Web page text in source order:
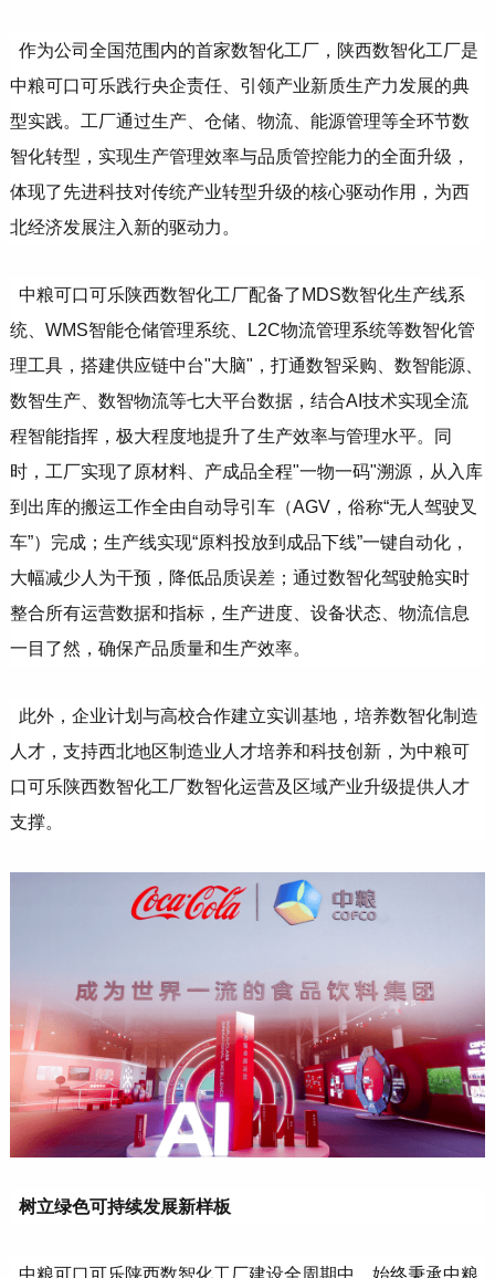
作为公司全国范围内的首家数智化工厂，陕西数智化工厂是
中粮可口可乐践行央企责任、引领产业新质生产力发展的典
型实践。工厂通过生产、仓储、物流、能源管理等全环节数
智化转型，实现生产管理效率与品质管控能力的全面升级，
体现了先进科技对传统产业转型升级的核心驱动作用，为西
北经济发展注入新的驱动力。
中粮可口可乐陕西数智化工厂配备了MDS数智化生产线系
统、WMS智能仓储管理系统、L2C物流管理系统等数智化管
理工具，搭建供应链中台"大脑"，打通数智采购、数智能源、
数智生产、数智物流等七大平台数据，结合AI技术实现全流
程智能指挥，极大程度地提升了生产效率与管理水平。同
时，工厂实现了原材料、产成品全程"一物一码"溯源，从入库
到出库的搬运工作全由自动导引车（AGV，俗称“无人驾驶叉
车”）完成；生产线实现“原料投放到成品下线”一键自动化，
大幅减少人为干预，降低品质误差；通过数智化驾驶舱实时
整合所有运营数据和指标，生产进度、设备状态、物流信息
一目了然，确保产品质量和生产效率。
此外，企业计划与高校合作建立实训基地，培养数智化制造
人才，支持西北地区制造业人才培养和科技创新，为中粮可
口可乐陕西数智化工厂数智化运营及区域产业升级提供人才
支撑。
树立绿色可持续发展新样板
中粮可口可乐陕西数智化工厂建设全周期中，始终秉承中粮